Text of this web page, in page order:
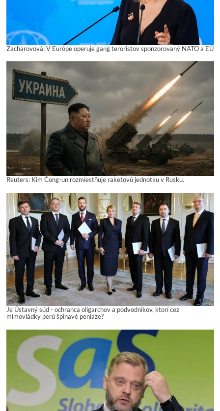
Zacharovová: V Európe operuje gang teroristov sponzorovaný NATO a EÚ
Reuters: Kim Čong-un rozmiestňuje raketovú jednotku v Rusku.
Je Ústavný súd - ochranca oligarchov a podvodníkov, ktorí cez
mimovládky perú špinavé peniaze?